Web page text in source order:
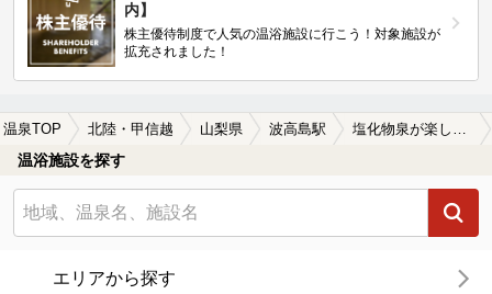
内】
株主優待制度で人気の温浴施設に行こう！対象施設が
拡充されました！
温泉TOP 北陸・甲信越 山梨県 波高島駅 塩化物泉が楽しめる波高島駅近くの温泉、日帰り温泉、スーパー銭湯おすすめ
温浴施設を探す
エリアから探す